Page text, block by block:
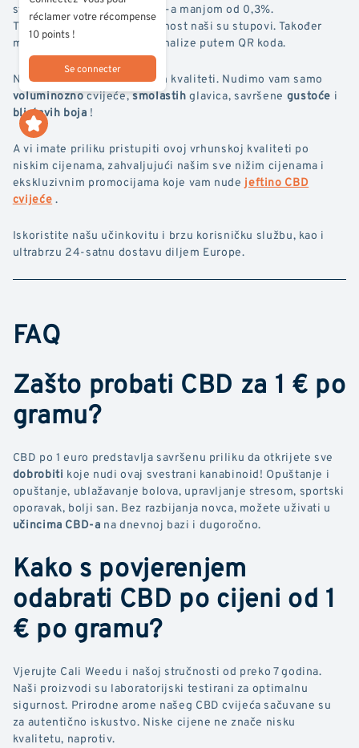
standardima, s razinom THC-a manjom od 0,3%.
Transparentnost i pristupačnost naši su stupovi. Također
možete provjeriti potvrde analize putem QR koda.
Naš brend također je predan kvaliteti. Nudimo vam samo
voluminoznocvijeće,smolastihglavica, savršene gustoće i
blistavih boja !
A vi imate priliku pristupiti ovoj vrhunskoj kvaliteti po
niskim cijenama, zahvaljujući našim sve nižim cijenama i
ekskluzivnim promocijama koje vam nude jeftino CBD
cvijeće.
Iskoristite našu učinkovitu i brzu korisničku službu, kao i
ultrabrzu 24-satnu dostavu diljem Europe.
FAQ
Zašto probati CBD za 1 € po
gramu?
CBD po 1 euro predstavlja savršenu priliku da otkrijete sve
dobrobiti koje nudi ovaj svestrani kanabinoid! Opuštanje i
opuštanje, ublažavanje bolova, upravljanje stresom, sportski
oporavak, bolji san. Bez razbijanja novca, možete uživati u
učincima CBD-a na dnevnoj bazi i dugoročno.
Kako s povjerenjem
odabrati CBD po cijeni od 1
€ po gramu?
Vjerujte Cali Weedu i našoj stručnosti od preko 7 godina.
Naši proizvodi su laboratorijski testirani za optimalnu
sigurnost. Prirodne arome našeg CBD cvijeća sačuvane su
za autentično iskustvo. Niske cijene ne znače nisku
kvalitetu, naprotiv.
réclamer votre récompense
10 points !
Se connecter